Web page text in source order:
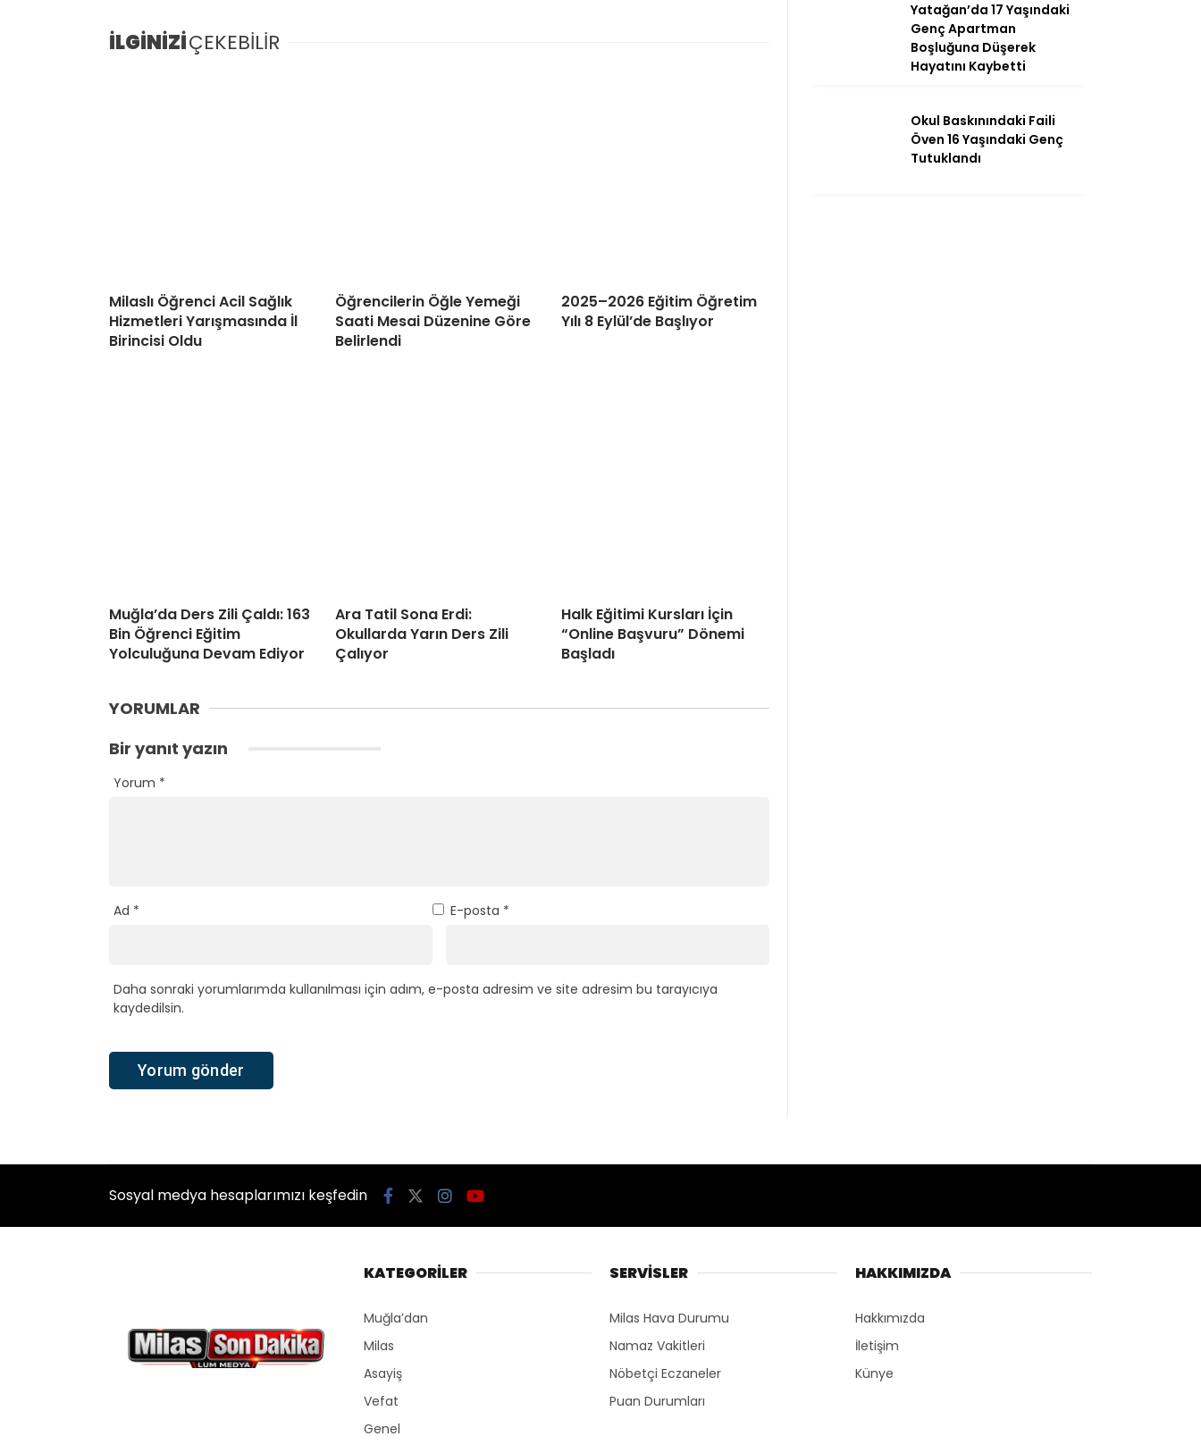
İLGİNİZİÇEKEBİLİR
Milaslı Öğrenci Acil Sağlık
Hizmetleri Yarışmasında İl
Birincisi Oldu
Öğrencilerin Öğle Yemeği
Saati Mesai Düzenine Göre
Belirlendi
2025–2026 Eğitim Öğretim
Yılı 8 Eylül’de Başlıyor
Muğla’da Ders Zili Çaldı: 163
Bin Öğrenci Eğitim
Yolculuğuna Devam Ediyor
Ara Tatil Sona Erdi:
Okullarda Yarın Ders Zili
Çalıyor
Halk Eğitimi Kursları İçin
“Online Başvuru” Dönemi
Başladı
YORUMLAR
Bir yanıt yazın
Yorum *
Ad * E-posta *
Daha sonraki yorumlarımda kullanılması için adım, e-posta adresim ve site adresim bu tarayıcıya
kaydedilsin.
Yatağan’da 17 Yaşındaki
Genç Apartman
Boşluğuna Düşerek
Hayatını Kaybetti
Okul Baskınındaki Faili
Öven 16 Yaşındaki Genç
Tutuklandı
Sosyal medya hesaplarımızı keşfedin
KATEGORİLER
Muğla’dan
Milas
Asayiş
Vefat
Genel
SERVİSLER
Milas Hava Durumu
Namaz Vakitleri
Nöbetçi Eczaneler
Puan Durumları
HAKKIMIZDA
Hakkımızda
İletişim
Künye